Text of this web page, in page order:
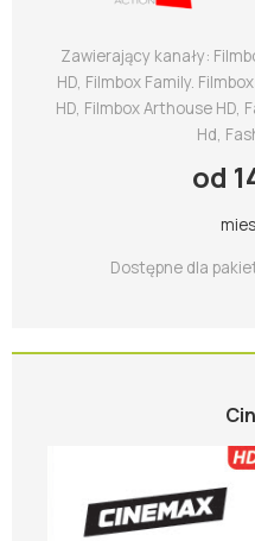
Zawierający kanały:
HD, Filmbox Family.
HD, Filmbox Arthouse HD,
Hd,
od
Dostępne dla